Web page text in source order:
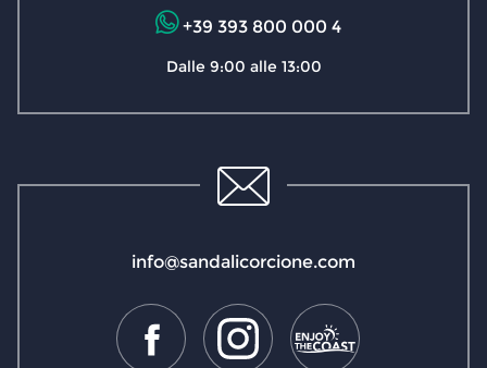
info@sandalicorcione.com
+39 393 800 000 4
Dalle 9:00 alle 13:00